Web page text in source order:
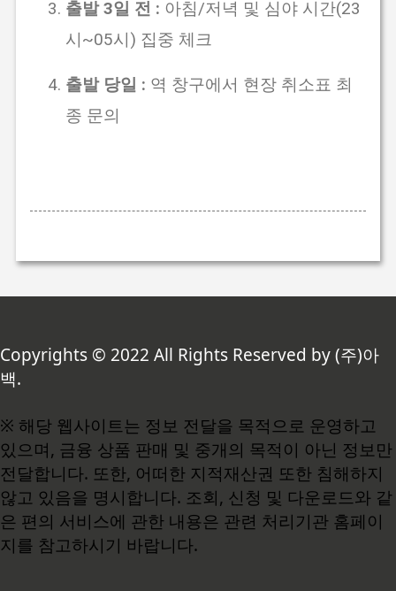
출발 3일 전 : 아침/저녁 및 심야 시간(23
시~05시) 집중 체크
출발 당일 : 역 창구에서 현장 취소표 최
종 문의
Copyrights © 2022 All Rights Reserved by (주)아
백.
※ 해당 웹사이트는 정보 전달을 목적으로 운영하고
있으며, 금융 상품 판매 및 중개의 목적이 아닌 정보만
전달합니다. 또한, 어떠한 지적재산권 또한 침해하지
않고 있음을 명시합니다. 조회, 신청 및 다운로드와 같
은 편의 서비스에 관한 내용은 관련 처리기관 홈페이
지를 참고하시기 바랍니다.